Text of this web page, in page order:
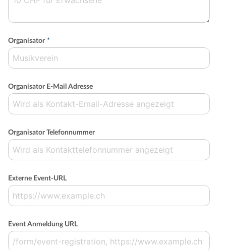
Organisator *
Organisator E-Mail Adresse
Organisator Telefonnummer
Externe Event-URL
Event Anmeldung URL